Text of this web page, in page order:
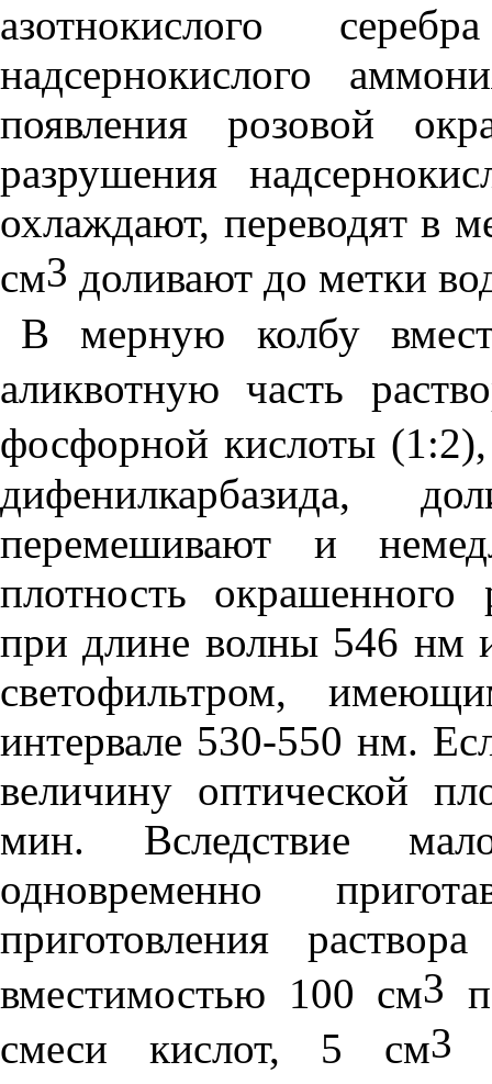
азотнокислого
надсернокислого
появления розовой
разрушения
охлаждают, переводят в
см3 доливают до метки
В мерную колбу
аликвотную часть
фосфорной кислоты
дифенилкарбазида,
перемешивают и
плотность окрашенного
при длине волны 546 нм
светофильтром,
интервале 530-550 нм.
величину оптической
мин. Вследствие
одновременно
приготовления
вместимостью 100 см3
смеси кислот, 5 см3